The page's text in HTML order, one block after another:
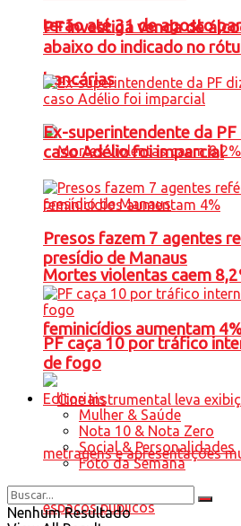
terão até 31 de agosto
bancárias
Mortes violentas caem
feminicídios aumentam
PF investiga venda de
abaixo do indicado no
Ex-superintendente da
caso Adélio foi imparcial
Presos fazem 7 agentes
presídio de Manaus
PF caça 10 por tráfico
de fogo
Editoriais
Mulher & Saúde
Nota 10 & Nota Zero
Social & Personalidades
Foto da Semana
Nenhum Resultado